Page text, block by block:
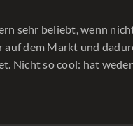
sehr beliebt, wenn
auf dem Markt und
Nicht so cool: hat weder